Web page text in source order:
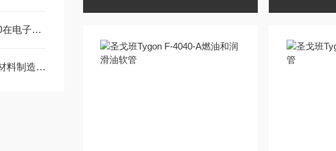
无油空压机 AT240/90在电子元件的生产和装配过程中的作用
岱洛无油空压机耐磨材料制造，能承受更长时间的高强度工作